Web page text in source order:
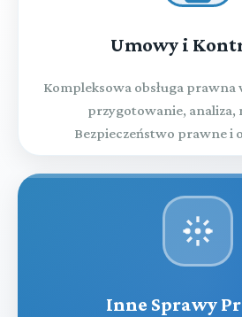
Umowy i
Kompleksowa obsługa prawna
przygotowanie, analiza,
Bezpieczeństwo prawne i
Inne Sprawy